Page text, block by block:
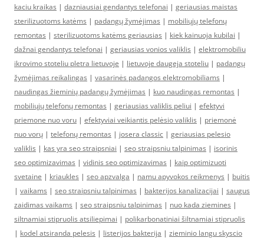
kaciu kraikas | dazniausiai gendantys telefonai | geriausias maistas
sterilizuotoms katėms | padangų žymėjimas | mobiliųjų telefonų
remontas | sterilizuotoms katėms geriausias | kiek kainuoja kubilai |
dažnai gendantys telefonai | geriausias vonios valiklis | elektromobiliu
ikrovimo stoteliu pletra lietuvoje | lietuvoje daugeja stoteliu | padangų
žymėjimas reikalingas | vasarinės padangos elektromobiliams |
naudingas žieminių padangų žymėjimas | kuo naudingas remontas |
mobiliųjų telefonų remontas | geriausias valiklis peliui | efektyvi
priemone nuo voru | efektyviai veikiantis pelėsio valiklis | priemonė
nuo vorų | telefonų remontas | josera classic | geriausias pelesio
valiklis | kas yra seo straipsniai | seo straipsniu talpinimas | isorinis
seo optimizavimas | vidinis seo optimizavimas | kaip optimizuoti
svetaine | kriaukles | seo apzvalga | namu apyvokos reikmenys | buitis
| vaikams | seo straipsniu talpinimas | bakterijos kanalizacijai | saugus
zaidimas vaikams | seo straipsniu talpinimas | nuo kada ziemines |
siltnamiai stipruolis atsiliepimai | polikarbonatiniai šiltnamiai stipruolis
| kodel atsiranda pelesis | listerijos bakterija | zieminio langu skyscio